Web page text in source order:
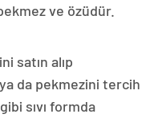
ve özüdür.
satın alıp
da pekmezini tercih
sıvı formda